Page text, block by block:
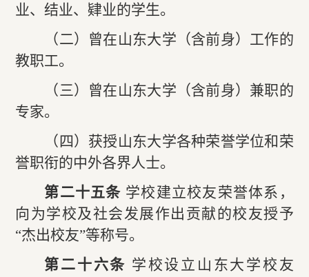
业、结业、肄业的学生。
（二）曾在山东大学（含前身）工作的
教职工。
（三）曾在山东大学（含前身）兼职的
专家。
（四）获授山东大学各种荣誉学位和荣
誉职衔的中外各界人士。
第二十五条 学校建立校友荣誉体系，
向为学校及社会发展作出贡献的校友授予
“杰出校友”等称号。
第二十六条 学校设立山东大学校友